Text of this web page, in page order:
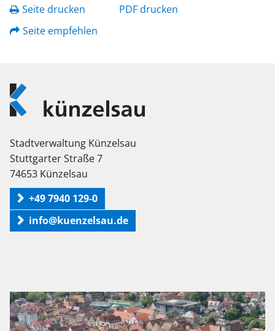
Seite drucken
PDF drucken
Seite empfehlen
Logo
Künzelsau
Stadtverwaltung Künzelsau
Stuttgarter Straße 7
74653 Künzelsau
+49 7940 129-0
info@kuenzelsau.de